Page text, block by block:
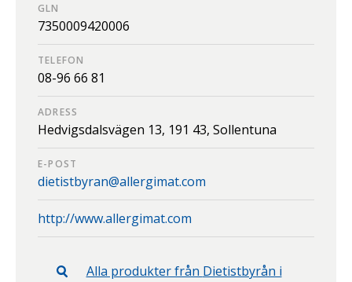
GLN
7350009420006
TELEFON
08-96 66 81
ADRESS
Hedvigsdalsvägen 13, 191 43, Sollentuna
E-POST
dietistbyran@allergimat.com
http://www.allergimat.com
Alla produkter från Dietistbyrån i